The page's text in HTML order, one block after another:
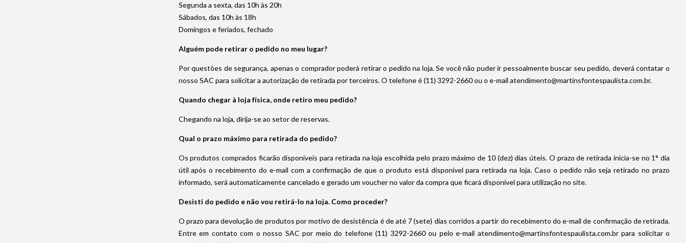
Segunda a sexta, das 10h às 20h
Sábados, das 10h às 18h
Domingos e feriados, fechado
Alguém pode retirar o pedido no meu lugar?
Por questões de segurança, apenas o comprador poderá retirar o pedido na loja. Se você não puder ir pessoalmente buscar seu pedido, deverá contatar o
nosso SAC para solicitar a autorização de retirada por terceiros. O telefone é (11) 3292-2660 ou o e-mail atendimento@martinsfontespaulista.com.br.
Quando chegar à loja física, onde retiro meu pedido?
Chegando na loja, dirija-se ao setor de reservas.
Qual o prazo máximo para retirada do pedido?
Os produtos comprados ficarão disponíveis para retirada na loja escolhida pelo prazo máximo de 10 (dez) dias úteis. O prazo de retirada inicia-se no 1° dia
útil após o recebimento do e-mail com a confirmação de que o produto está disponível para retirada na loja. Caso o pedido não seja retirado no prazo
informado, será automaticamente cancelado e gerado um voucher no valor da compra que ficará disponível para utilização no site.
Desisti do pedido e não vou retirá-lo na loja. Como proceder?
O prazo para devolução de produtos por motivo de desistência é de até 7 (sete) dias corridos a partir do recebimento do e-mail de confirmação de retirada.
Entre em contato com o nosso SAC por meio do telefone (11) 3292-2660 ou pelo e-mail atendimento@martinsfontespaulista.com.br para solicitar o